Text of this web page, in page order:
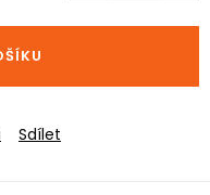
Sdílet